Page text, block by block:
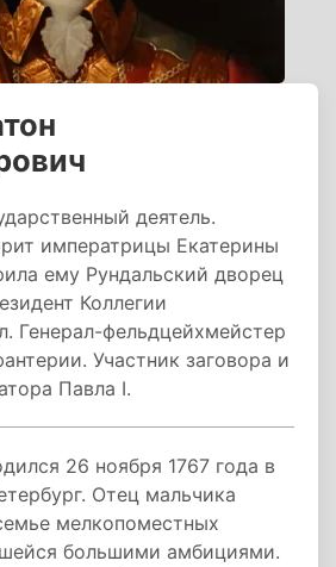
деятель.
императрицы Екатерины
ему Рундальский дворец
Коллегии
Генерал-фельдцейхмейстер
Участник заговора и
Павла I.
26 ноября 1767 года в
Отец мальчика
мелкопоместных
большими амбициями.